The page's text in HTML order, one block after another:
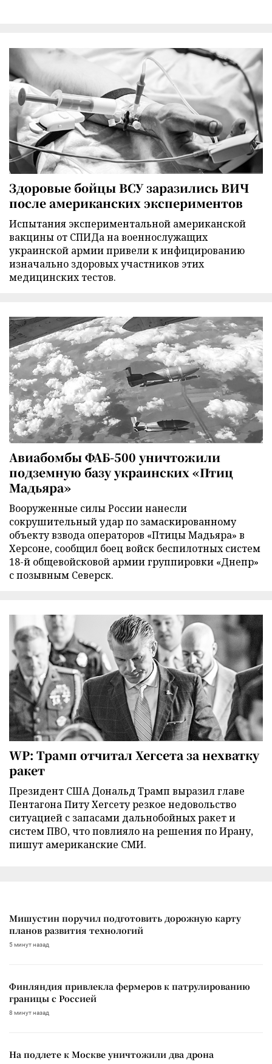
Здоровые бойцы ВСУ заразились ВИЧ
после американских экспериментов
Испытания экспериментальной американской
вакцины от СПИДа на военнослужащих
украинской армии привели к инфицированию
изначально здоровых участников этих
медицинских тестов.
Авиабомбы ФАБ-500 уничтожили
подземную базу украинских «Птиц
Мадьяра»
Вооруженные силы России нанесли
сокрушительный удар по замаскированному
объекту взвода операторов «Птицы Мадьяра» в
Херсоне, сообщил боец войск беспилотных систем
18-й общевойсковой армии группировки «Днепр»
с позывным Северск.
WP: Трамп отчитал Хегсета за нехватку
ракет
Президент США Дональд Трамп выразил главе
Пентагона Питу Хегсету резкое недовольство
ситуацией с запасами дальнобойных ракет и
систем ПВО, что повлияло на решения по Ирану,
пишут американские СМИ.
Мишустин поручил подготовить дорожную карту
планов развития технологий
5 минут назад
Финляндия привлекла фермеров к патрулированию
границы с Россией
8 минут назад
На подлете к Москве уничтожили два дрона